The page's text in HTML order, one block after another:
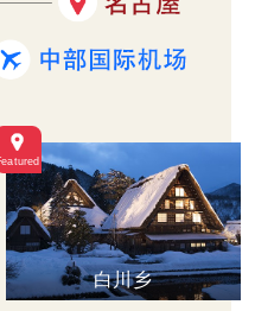
白川乡